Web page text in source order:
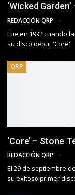
‘Wicked
REDACCIÓN QRP
Fue en 1992 cuando
su disco debut 'Core'
QRP
‘Core’ – Stone
REDACCIÓN QRP
El 29 de septiembre
su exitoso primer